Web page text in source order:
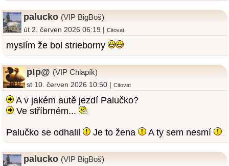
palucko (VIP BigBoš)
út 2. červen 2026 06:19 | Citovat
myslím že bol strieborny
p!p@ (VIP Chlapík)
st 10. červen 2026 10:50 |Citovat
A v jakém autě jezdí Palučko?
Ve stříbrném...
Palučko se odhalil Je to žena A ty sem nesmí
palucko (VIP BigBoš)